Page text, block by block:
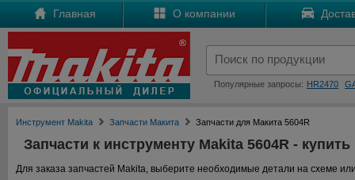
Главная О компании
Популярные запросы: HR2470
Инструмент Makita Запчасти Макита Запчасти для Макита 5604R
Запчасти к инструменту Makita 5604R -
Для заказа запчастей Makita, выберите необходимые детали на схеме